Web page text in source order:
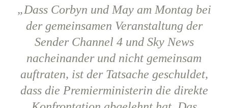
„Dass Corbyn und May am Montag bei
der gemeinsamen Veranstaltung der
Sender Channel 4 und Sky News
nacheinander und nicht gemeinsam
auftraten, ist der Tatsache geschuldet,
dass die Premierministerin die direkte